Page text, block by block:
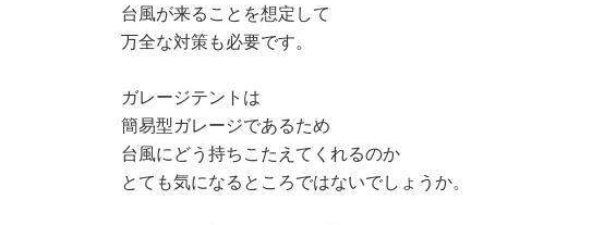
台風が来ることを想定して
万全な対策も必要です。
ガレージテントは
簡易型ガレージであるため
台風にどう持ちこたえてくれるのか
とても気になるところではないでしょうか。